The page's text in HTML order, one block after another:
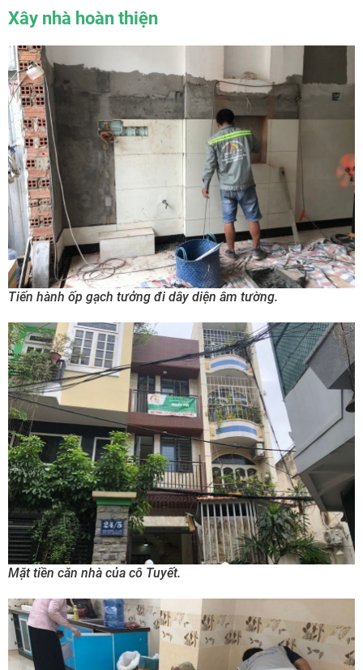
Xây nhà hoàn thiện
Tiến hành ốp gạch tưởng đi dây diện âm tường.
Mặt tiền căn nhà của cô Tuyết.